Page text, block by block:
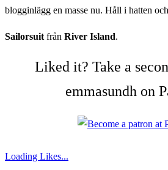
blogginlägg en masse nu. Håll i hatten
Sailorsuit från River Island.
Liked it? Take a
emmasundh on
Loading Likes...